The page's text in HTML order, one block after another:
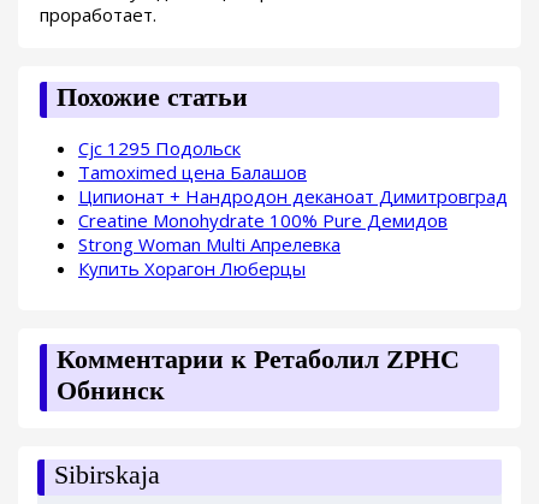
проработает.
Похожие статьи
Cjc 1295 Подольск
Tamoximed цена Балашов
Ципионат + Нандродон деканоат Димитровград
Creatine Monohydrate 100% Pure Демидов
Strong Woman Multi Апрелевка
Купить Хорагон Люберцы
Комментарии к Ретаболил ZPHC
Обнинск
Sibirskaja